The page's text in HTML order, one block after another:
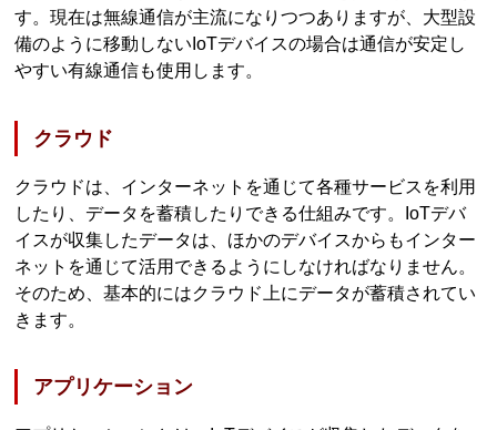
す。現在は無線通信が主流になりつつありますが、大型設
備のように移動しないIoTデバイスの場合は通信が安定し
やすい有線通信も使用します。
クラウド
クラウドは、インターネットを通じて各種サービスを利用
したり、データを蓄積したりできる仕組みです。IoTデバ
イスが収集したデータは、ほかのデバイスからもインター
ネットを通じて活用できるようにしなければなりません。
そのため、基本的にはクラウド上にデータが蓄積されてい
きます。
アプリケーション